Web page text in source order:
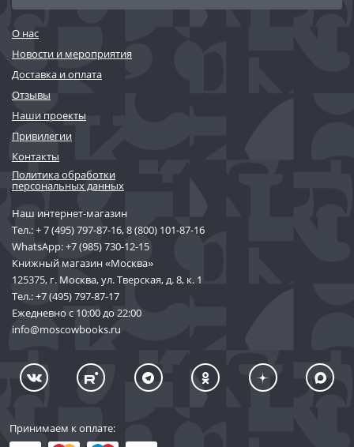
О нас
Новости и мероприятия
Доставка и оплата
Отзывы
Наши проекты
Привилегии
Контакты
Политика обработки
персональных данных
Наш интернет-магазин
Тел.:+ 7 (495) 797-87-16,8 (800) 101-87-16
WhatsApp:+7 (985) 730-12-15
Книжный магазин «Москва»
125375, г. Москва, ул. Тверская, д. 8, к. 1
Тел.:+7 (495) 797-87-17
Ежедневно с 10:00 до 22:00
info@moscowbooks.ru
Принимаем к оплате: